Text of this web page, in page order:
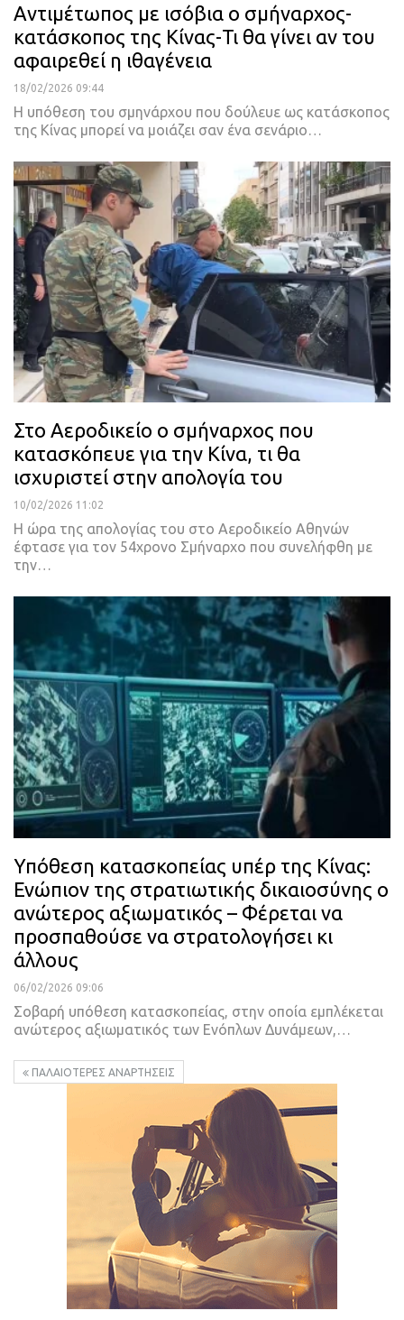
Αντιμέτωπος με ισόβια ο σμήναρχος-
κατάσκοπος της Κίνας-Τι θα γίνει αν του
αφαιρεθεί η ιθαγένεια
18/02/2026 09:44
Η υπόθεση του σμηνάρχου που δούλευε ως κατάσκοπος
της Κίνας μπορεί να μοιάζει σαν ένα σενάριο…
Στο Αεροδικείο ο σμήναρχος που
κατασκόπευε για την Κίνα, τι θα
ισχυριστεί στην απολογία του
10/02/2026 11:02
Η ώρα της απολογίας του στο Αεροδικείο Αθηνών
έφτασε για τον 54χρονο Σμήναρχο που συνελήφθη με
την…
Υπόθεση κατασκοπείας υπέρ της Κίνας:
Ενώπιον της στρατιωτικής δικαιοσύνης ο
ανώτερος αξιωματικός – Φέρεται να
προσπαθούσε να στρατολογήσει κι
άλλους
06/02/2026 09:06
Σοβαρή υπόθεση κατασκοπείας, στην οποία εμπλέκεται
ανώτερος αξιωματικός των Ενόπλων Δυνάμεων,…
ΠΑΛΑΙΌΤΕΡΕΣ ΑΝΑΡΤΉΣΕΙΣ